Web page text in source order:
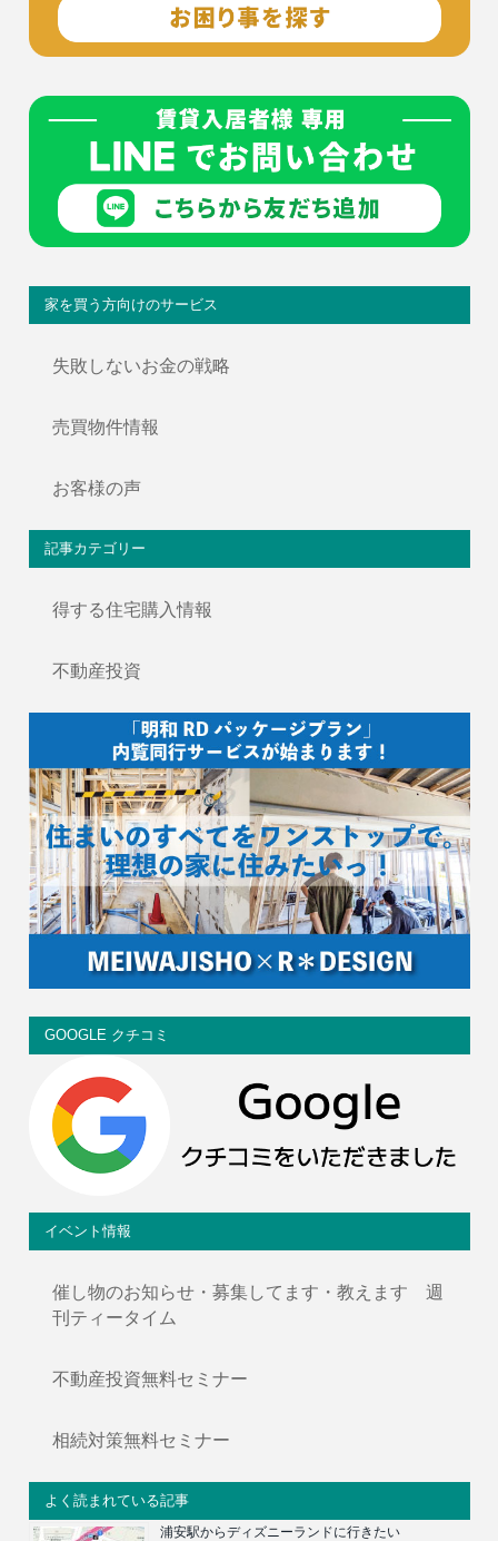
家を買う方向けのサービス
失敗しないお金の戦略
売買物件情報
お客様の声
記事カテゴリー
得する住宅購入情報
不動産投資
GOOGLE クチコミ
イベント情報
催し物のお知らせ・募集してます・教えます 週
刊ティータイム
不動産投資無料セミナー
相続対策無料セミナー
よく読まれている記事
浦安駅からディズニーランドに行きたい